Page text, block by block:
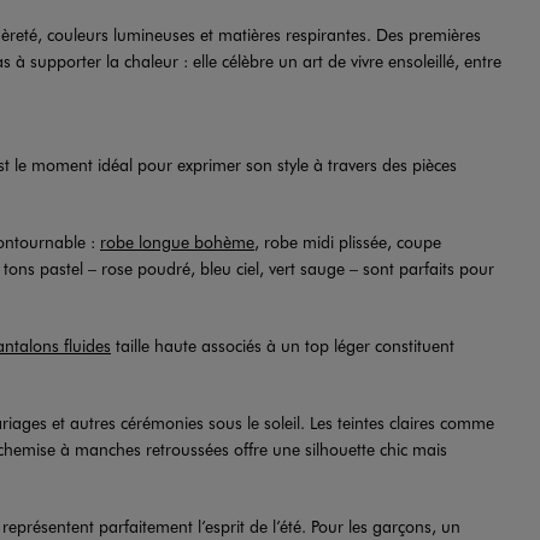
couleurs lumineuses et matières respirantes. Des premières
à supporter la chaleur : elle célèbre un art de vivre ensoleillé, entre
le moment idéal pour exprimer son style à travers des pièces
: robe longue bohème, robe midi plissée, coupe
pastel – rose poudré, bleu ciel, vert sauge – sont parfaits pour
fluides taille haute associés à un top léger constituent
et autres cérémonies sous le soleil. Les teintes claires comme
à manches retroussées offre une silhouette chic mais
parfaitement l’esprit de l’été. Pour les garçons, un